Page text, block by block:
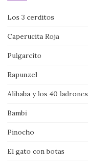
Los 3 cerditos
Caperucita Roja
Pulgarcito
Rapunzel
Alibaba y los 40 ladrones
Bambi
Pinocho
El gato con botas